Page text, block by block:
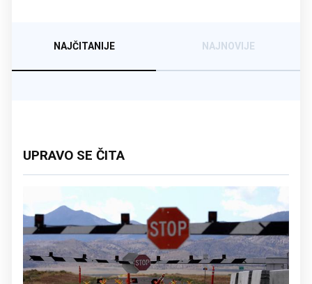
NAJČITANIJE NAJNOVIJE
UPRAVO SE ČITA